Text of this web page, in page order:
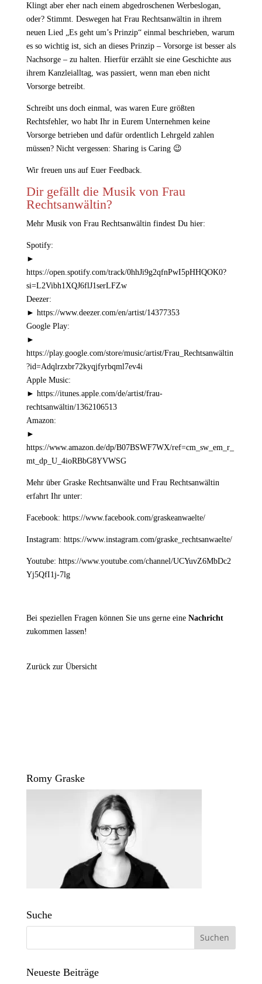
Klingt aber eher nach einem abgedroschenen Werbeslogan,
oder? Stimmt. Deswegen hat Frau Rechtsanwältin in ihrem
neuen Lied „Es geht um’s Prinzip“ einmal beschrieben, warum
es so wichtig ist, sich an dieses Prinzip – Vorsorge ist besser als
Nachsorge – zu halten. Hierfür erzählt sie eine Geschichte aus
ihrem Kanzleialltag, was passiert, wenn man eben nicht
Vorsorge betreibt.
Schreibt uns doch einmal, was waren Eure größten
Rechtsfehler, wo habt Ihr in Eurem Unternehmen keine
Vorsorge betrieben und dafür ordentlich Lehrgeld zahlen
müssen? Nicht vergessen: Sharing is Caring 😉
Wir freuen uns auf Euer Feedback.
Dir gefällt die Musik von Frau
Rechtsanwältin?
Mehr Musik von Frau Rechtsanwältin findest Du hier:
Spotify:
►
https://open.spotify.com/track/0hhJi9g2qfnPwI5pHHQOK0?
si=L2Vibh1XQJ6flJ1serLFZw
Deezer:
► https://www.deezer.com/en/artist/14377353
Google Play:
►
https://play.google.com/store/music/artist/Frau_Rechtsanwältin
?id=Adqlrzxbr72kyqjfyrbqml7ev4i
Apple Music:
► https://itunes.apple.com/de/artist/frau-
rechtsanwältin/1362106513
Amazon:
►
https://www.amazon.de/dp/B07BSWF7WX/ref=cm_sw_em_r_
mt_dp_U_4ioRBbG8YVWSG
Mehr über Graske Rechtsanwälte und Frau Rechtsanwältin
erfahrt Ihr unter:
Facebook: https://www.facebook.com/graskeanwaelte/
Instagram: https://www.instagram.com/graske_rechtsanwaelte/
Youtube: https://www.youtube.com/channel/UCYuvZ6MbDc2
Yj5QfI1j-7lg
Bei speziellen Fragen können Sie uns gerne eine Nachricht
zukommen lassen!
Zurück zur Übersicht
Romy Graske
Suche
Neueste Beiträge